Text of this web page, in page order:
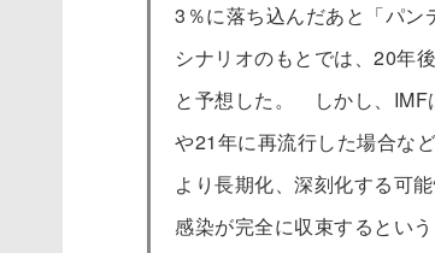
3％に落ち込んだあと「パン
シナリオのもとでは、20年
と予想した。 しかし、IMF
や21年に再流行した場合な
より長期化、深刻化する可
感染が完全に収束するとい